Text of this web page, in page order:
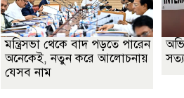
মন্ত্রিসভা থেকে বাদ পড়তে পারেন
অনেকেই, নতুন করে আলোচনায়
যেসব নাম